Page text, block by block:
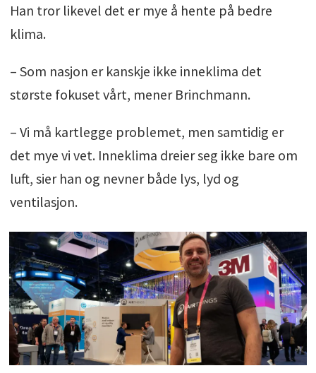
Han tror likevel det er mye å hente på bedre
klima.
– Som nasjon er kanskje ikke inneklima det
største fokuset vårt, mener Brinchmann.
– Vi må kartlegge problemet, men samtidig er
det mye vi vet. Inneklima dreier seg ikke bare om
luft, sier han og nevner både lys, lyd og
ventilasjon.